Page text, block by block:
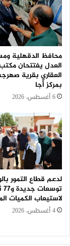
محافظ الدقهلية
العدل يفتتحان
العقاري بقرية
بمركز أجا
6 أغسطس، 2026
لدعم قطاع التمور
لاستيعاب الكميات
4 أغسطس، 2026